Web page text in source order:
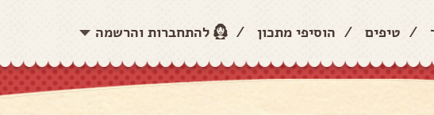
/ טיפים / הוסיפי מתכון / להתחברות והרשמה